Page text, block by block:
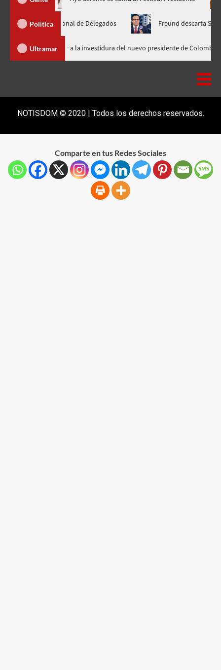
Política
Nacional de Delegados Freund descarta Secretaría de
Ultramar
Abinader llega a Cali para asistir a la investidura del nuevo presidente
NOTISDOM © 2020 | Todos los derechos reservados.
Comparte en tus Redes Sociales